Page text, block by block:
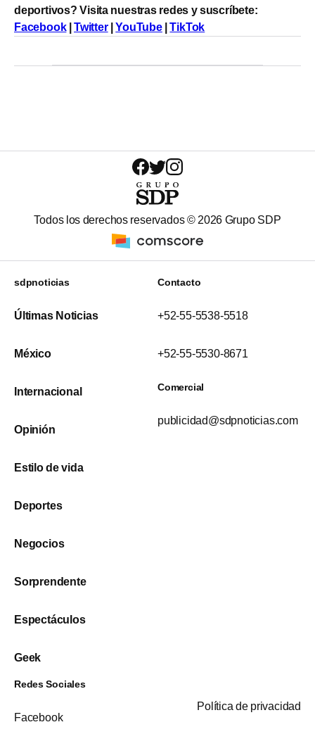
deportivos? Visita nuestras redes y suscríbete:
Facebook|Twitter|YouTube|TikTok
Todos los derechos reservados ©2026 Grupo SDP
sdpnoticias
Últimas Noticias
México
Internacional
Opinión
Estilo de vida
Deportes
Negocios
Sorprendente
Espectáculos
Geek
Contacto
+52-55-5538-5518
+52-55-5530-8671
Comercial
publicidad@sdpnoticias.com
Redes Sociales
Facebook
Política de privacidad